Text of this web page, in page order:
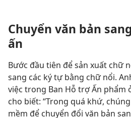
Chuyển văn bản
ấn
Bước đầu tiên để sản xuất chữ
sang các ký tự bằng chữ nổi.
việc trong Ban Hỗ trợ Ấn phẩm
cho biết: “Trong quá khứ,
mềm để chuyển đổi văn bản